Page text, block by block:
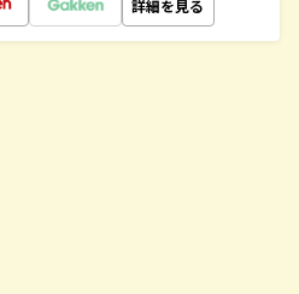
詳細を見る